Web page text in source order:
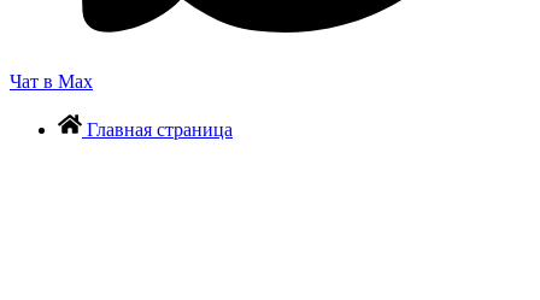
Чат в Max
Главная страница